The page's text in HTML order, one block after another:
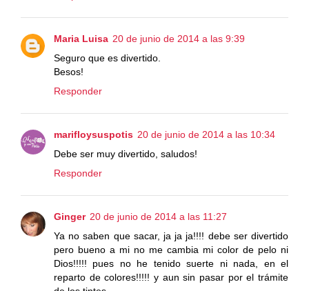
Maria Luisa 20 de junio de 2014 a las 9:39
Seguro que es divertido.
Besos!
Responder
marifloysuspotis 20 de junio de 2014 a las 10:34
Debe ser muy divertido, saludos!
Responder
Ginger 20 de junio de 2014 a las 11:27
Ya no saben que sacar, ja ja ja!!!! debe ser divertido
pero bueno a mi no me cambia mi color de pelo ni
Dios!!!!! pues no he tenido suerte ni nada, en el
reparto de colores!!!!! y aun sin pasar por el trámite